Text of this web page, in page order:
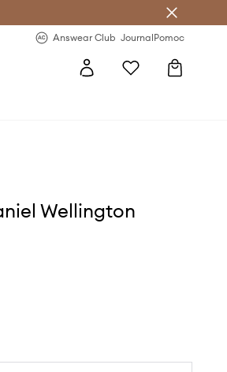
Answear Club JournalPomoc
Wellington